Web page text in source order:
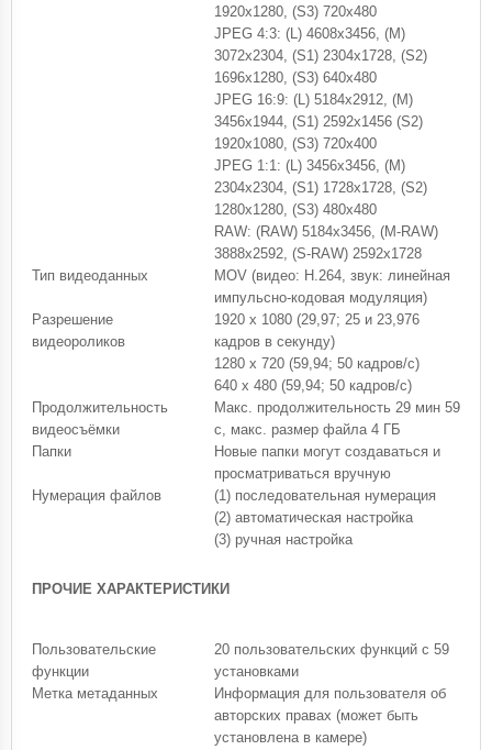
1920x1280, (S3) 720x480
JPEG 4:3: (L) 4608x3456, (M)
3072x2304, (S1) 2304x1728, (S2)
1696x1280, (S3) 640x480
JPEG 16:9: (L) 5184x2912, (M)
3456x1944, (S1) 2592x1456 (S2)
1920x1080, (S3) 720x400
JPEG 1:1: (L) 3456x3456, (M)
2304x2304, (S1) 1728x1728, (S2)
1280x1280, (S3) 480x480
RAW: (RAW) 5184x3456, (M-RAW)
3888x2592, (S-RAW) 2592x1728
Тип видеоданных
MOV (видео: H.264, звук: линейная
импульсно-кодовая модуляция)
Разрешение
видеороликов
1920 x 1080 (29,97; 25 и 23,976
кадров в секунду)
1280 x 720 (59,94; 50 кадров/с)
640 x 480 (59,94; 50 кадров/с)
Продолжительность
видеосъёмки
Макс. продолжительность 29 мин 59
с, макс. размер файла 4 ГБ
Папки
Новые папки могут создаваться и
просматриваться вручную
Нумерация файлов
(1) последовательная нумерация
(2) автоматическая настройка
(3) ручная настройка
ПРОЧИЕ ХАРАКТЕРИСТИКИ
Пользовательские
функции
20 пользовательских функций с 59
установками
Метка метаданных
Информация для пользователя об
авторских правах (может быть
установлена в камере)